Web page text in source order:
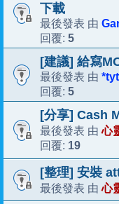
下載
最後發表 由
回覆: 5
[建議] 給寫
最後發表 由
回覆: 5
[分享] Cash
最後發表 由心
回覆: 19
[整理] 安裝
最後發表 由心